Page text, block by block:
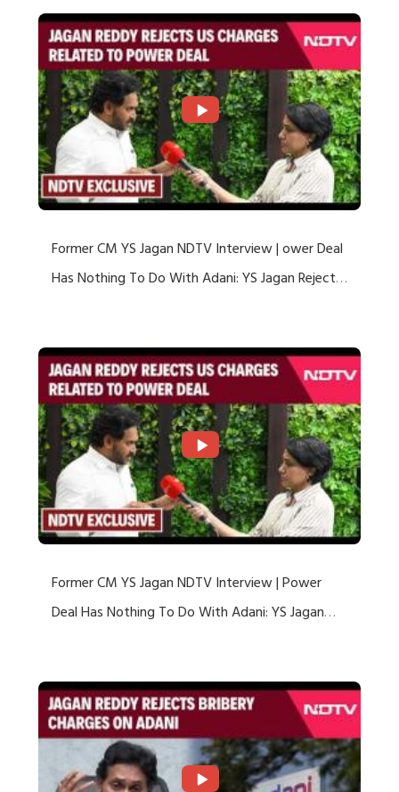
Former CM YS Jagan NDTV Interview | ower Deal
Has Nothing To Do With Adani: YS Jagan Rejects
Former CM YS Jagan NDTV Interview | Power
Deal Has Nothing To Do With Adani: YS Jagan